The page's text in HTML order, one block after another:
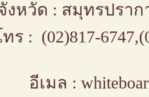
งหวัด : สมุทรปรา
ทร : (02)817-
อีเมล :